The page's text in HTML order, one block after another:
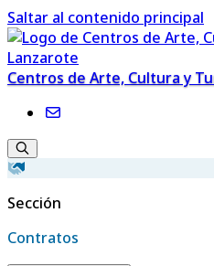
Saltar al contenido principal
Centros de Arte, Cultura y
Sección
Contratos